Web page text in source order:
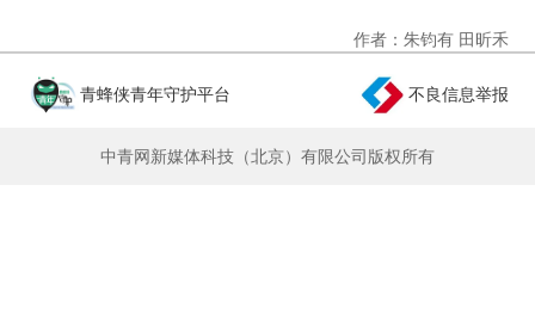
作者：朱钧有 田昕禾
青蜂侠青年守护平台 不良信息举报
中青网新媒体科技（北京）有限公司版权所有